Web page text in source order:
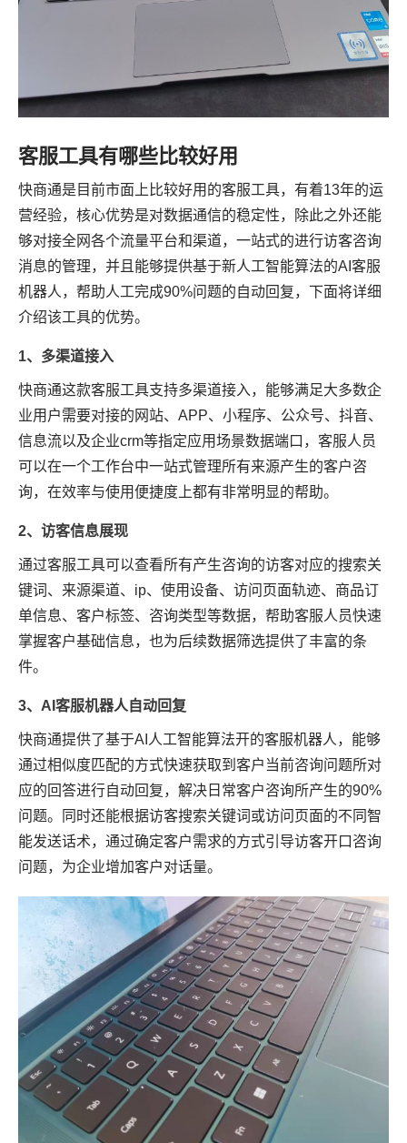
客服工具有哪些比较好用
快商通是目前市面上比较好用的客服工具，有着13年的运
营经验，核心优势是对数据通信的稳定性，除此之外还能
够对接全网各个流量平台和渠道，一站式的进行访客咨询
消息的管理，并且能够提供基于新人工智能算法的AI客服
机器人，帮助人工完成90%问题的自动回复，下面将详细
介绍该工具的优势。
1、多渠道接入
快商通这款客服工具支持多渠道接入，能够满足大多数企
业用户需要对接的网站、APP、小程序、公众号、抖音、
信息流以及企业crm等指定应用场景数据端口，客服人员
可以在一个工作台中一站式管理所有来源产生的客户咨
询，在效率与使用便捷度上都有非常明显的帮助。
2、访客信息展现
通过客服工具可以查看所有产生咨询的访客对应的搜索关
键词、来源渠道、ip、使用设备、访问页面轨迹、商品订
单信息、客户标签、咨询类型等数据，帮助客服人员快速
掌握客户基础信息，也为后续数据筛选提供了丰富的条
件。
3、AI客服机器人自动回复
快商通提供了基于AI人工智能算法开的客服机器人，能够
通过相似度匹配的方式快速获取到客户当前咨询问题所对
应的回答进行自动回复，解决日常客户咨询所产生的90%
问题。同时还能根据访客搜索关键词或访问页面的不同智
能发送话术，通过确定客户需求的方式引导访客开口咨询
问题，为企业增加客户对话量。